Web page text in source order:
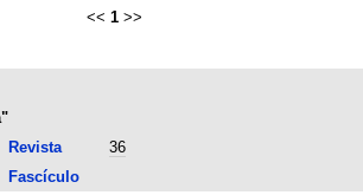
<< 1 >>
Revista 36
Fascículo